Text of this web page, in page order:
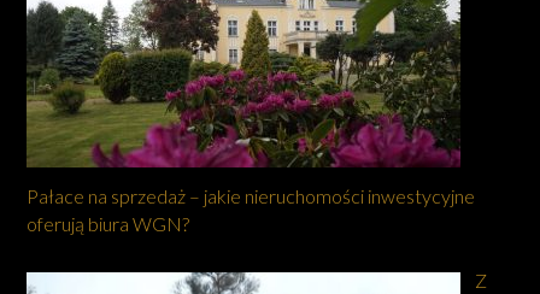
Pałace na sprzedaż – jakie nieruchomości inwestycyjne
oferują biura WGN?
Z